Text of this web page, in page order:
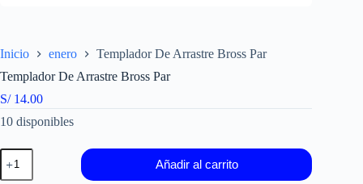
Inicio enero
Templador De Arrastre Bross Par
Templador De Arrastre Bross Par
S/14.00
10 disponibles
Templador
De
Arrastre
Añadir al carrito